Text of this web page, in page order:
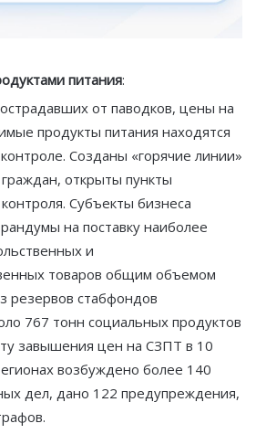
питания:
от паводков, цены на
продукты питания находятся
Созданы «горячие линии»
открыты пункты
Субъекты бизнеса
на поставку наиболее
и
товаров общим объемом
резервов стабфондов
767 тонн социальных продуктов
завышения цен на СЗПТ в 10
возбуждено более 140
дел, дано 122 предупреждения,